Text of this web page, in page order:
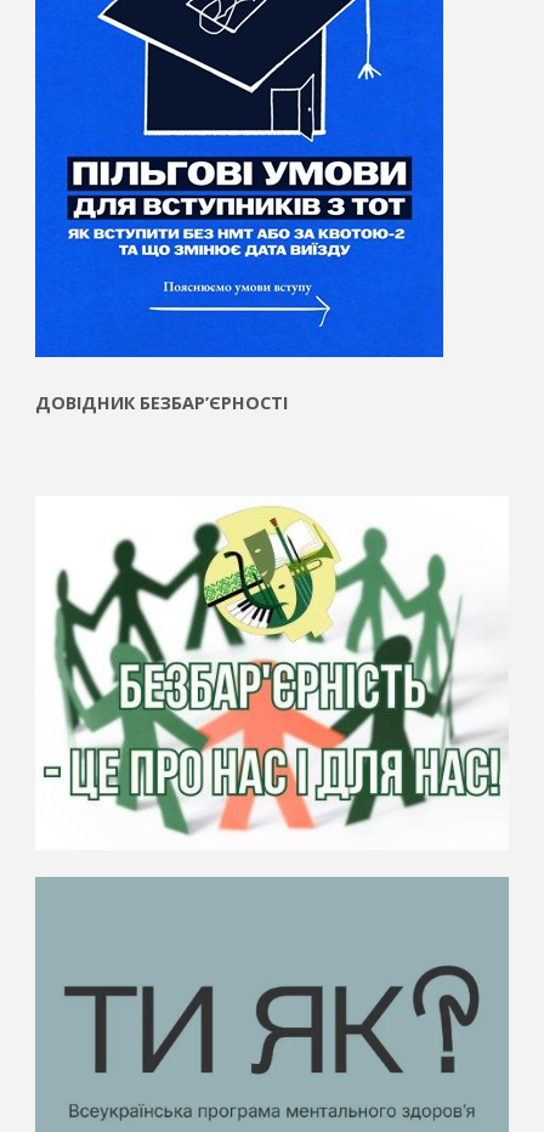
ДОВІДНИК БЕЗБАР’ЄРНОСТІ